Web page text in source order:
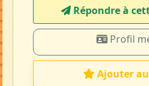
Répondre à
Profil
Ajouter